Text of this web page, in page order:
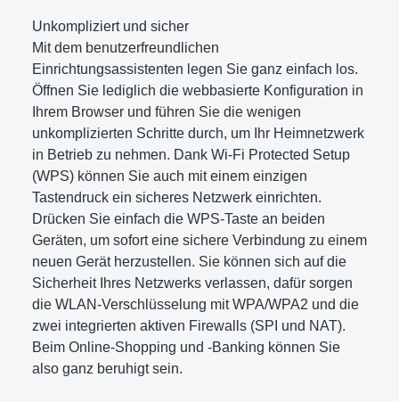
Unkompliziert und sicher
Mit dem benutzerfreundlichen
Einrichtungsassistenten legen Sie ganz einfach los.
Öffnen Sie lediglich die webbasierte Konfiguration in
Ihrem Browser und führen Sie die wenigen
unkomplizierten Schritte durch, um Ihr Heimnetzwerk
in Betrieb zu nehmen. Dank Wi-Fi Protected Setup
(WPS) können Sie auch mit einem einzigen
Tastendruck ein sicheres Netzwerk einrichten.
Drücken Sie einfach die WPS-Taste an beiden
Geräten, um sofort eine sichere Verbindung zu einem
neuen Gerät herzustellen. Sie können sich auf die
Sicherheit Ihres Netzwerks verlassen, dafür sorgen
die WLAN-Verschlüsselung mit WPA/WPA2 und die
zwei integrierten aktiven Firewalls (SPI und NAT).
Beim Online-Shopping und -Banking können Sie
also ganz beruhigt sein.